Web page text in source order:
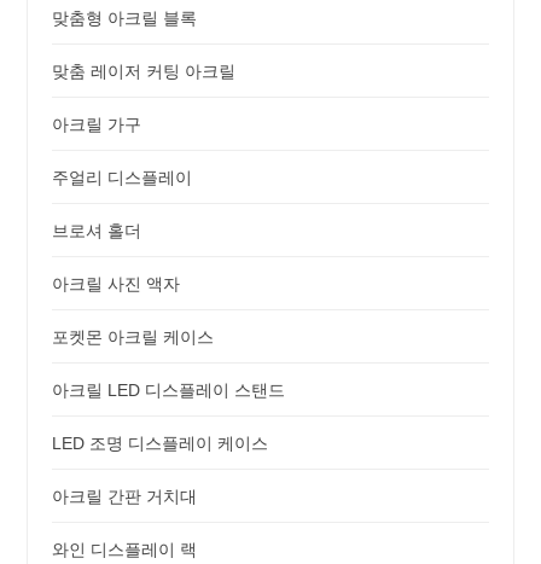
맞춤형 아크릴 블록
맞춤 레이저 커팅 아크릴
아크릴 가구
주얼리 디스플레이
브로셔 홀더
아크릴 사진 액자
포켓몬 아크릴 케이스
아크릴 LED 디스플레이 스탠드
LED 조명 디스플레이 케이스
아크릴 간판 거치대
와인 디스플레이 랙